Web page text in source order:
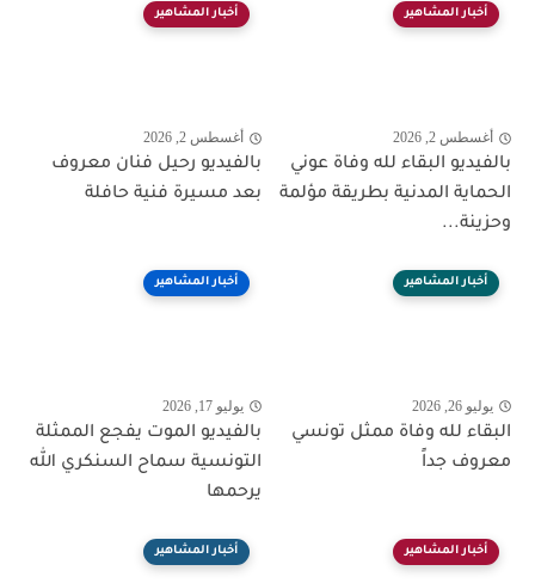
أخبار المشاهير
أغسطس 2, 2026
بالفيديو البقاء لله وفاة عوني
الحماية المدنية بطريقة مؤلمة
وحزينة...
أخبار المشاهير
أغسطس 2, 2026
بالفيديو رحيل فنان معروف
بعد مسيرة فنية حافلة
أخبار المشاهير
يوليو 26, 2026
البقاء لله وفاة ممثل تونسي
معروف جداً
أخبار المشاهير
يوليو 17, 2026
بالفيديو الموت يفجع الممثلة
التونسية سماح السنكري الله
يرحمها
أخبار المشاهير أخبار المشاهير